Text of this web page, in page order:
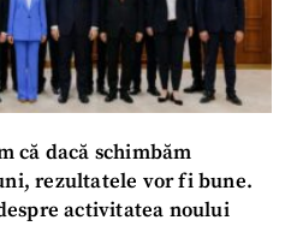
că dacă schimbăm
rezultatele vor fi bune.
activitatea noului